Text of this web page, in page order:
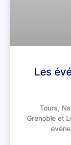
Les
Tours,
Grenoble et